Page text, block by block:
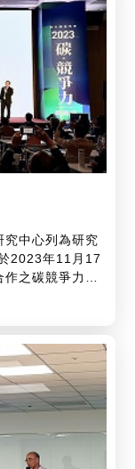
氣候資料服務以
究中心列為研究
2023年11月17
之碳競爭力
據企業永續報
包含淨零目標、
定價等面向，綜